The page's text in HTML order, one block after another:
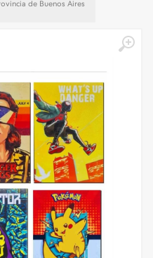
de Buenos Aires